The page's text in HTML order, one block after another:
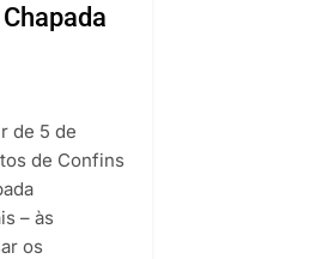
de 5 de
de Confins
– às
os